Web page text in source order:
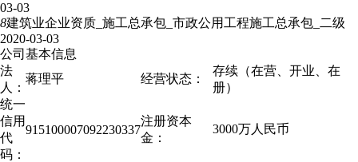
03-03
8建筑业企业资质_施工总承包_市政公用工程施工总承包_二级
2020-03-03
公司基本信息
法
人：
蒋理平 经营状态：
存续（在营、开业、在
册）
统一
信用
代
码：
915100007092230337
注册资本
金：
3000万人民币